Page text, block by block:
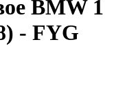
BMW 1
- FYG